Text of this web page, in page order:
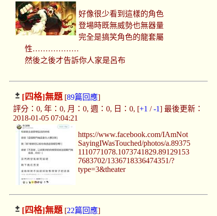
好像很少看到這樣的角色
登場時既無威勢也無器量
完全是搞笑角色的龍套屬
性………………
然後之後才告訴你人家是呂布
[四格]無題[89篇回應]
評分：0, 年：0, 月：0, 週：0, 日：0, [+1 /-1] 最後更新：
2018-01-05 07:04:21
https://www.facebook.com/IAmNot
SayingIWasTouched/photos/a.89375
1110771078.1073741829.89129153
7683702/1336718336474351/?
type=3&theater
[四格]無題[22篇回應]